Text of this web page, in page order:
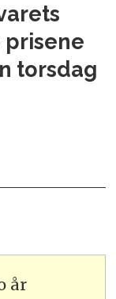
prisene
torsdag
år